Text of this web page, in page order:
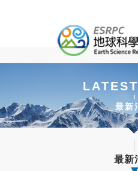
最新
最新